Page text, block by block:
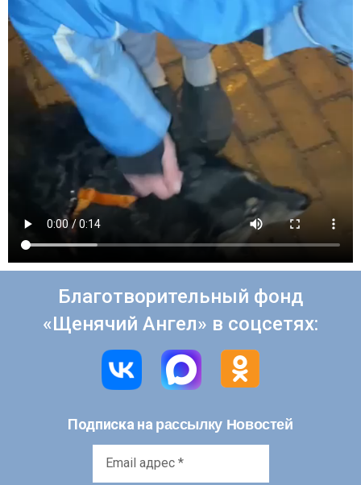
Благотворительный фонд
«Щенячий Ангел» в соцсетях:
Подписка на рассылку Новостей